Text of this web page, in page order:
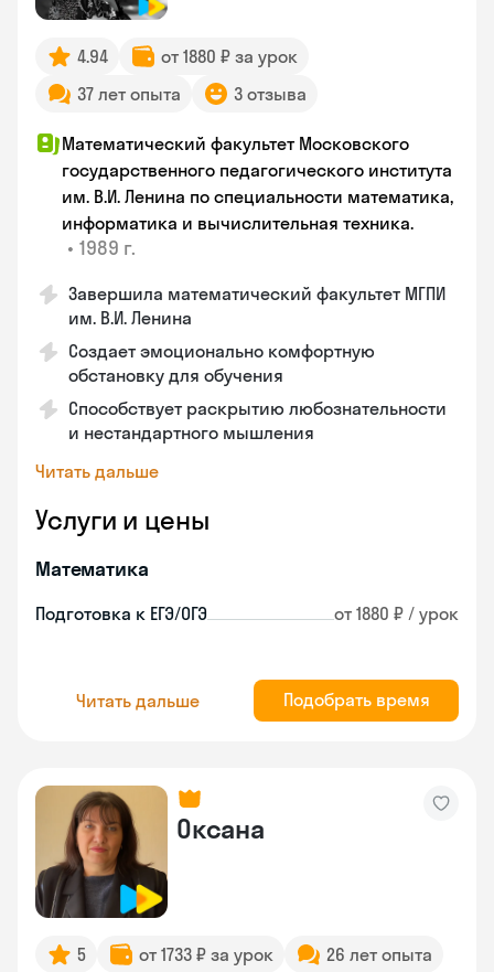
4.94
от 1880 ₽ за урок
37 лет опыта
3 отзыва
Математический факультет Московского
государственного педагогического института
им. В.И. Ленина по специальности математика,
информатика и вычислительная техника.
• 1989 г.
Завершила математический факультет МГПИ
им. В.И. Ленина
Создает эмоционально комфортную
обстановку для обучения
Способствует раскрытию любознательности
и нестандартного мышления
Читать дальше
Услуги и цены
Математика
Подготовка к ЕГЭ/ОГЭ от 1880 ₽ / урок
Читать дальше Подобрать время
Оксана
5 от 1733 ₽ за урок
26 лет опыта